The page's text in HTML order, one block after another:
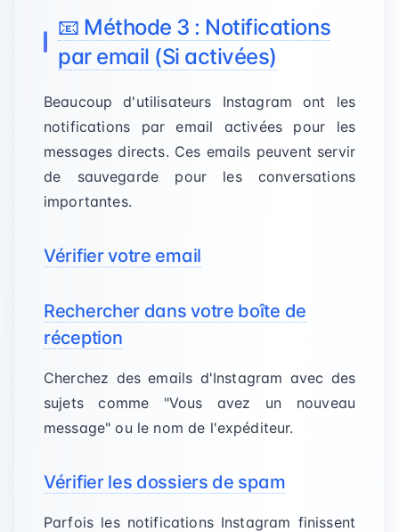
📧 Méthode 3 : Notifications
par email (Si activées)
Beaucoup d'utilisateurs Instagram ont les
notifications par email activées pour les
messages directs. Ces emails peuvent servir
de sauvegarde pour les conversations
importantes.
Vérifier votre email
Rechercher dans votre boîte de
réception
Cherchez des emails d'Instagram avec des
sujets comme "Vous avez un nouveau
message" ou le nom de l'expéditeur.
Vérifier les dossiers de spam
Parfois les notifications Instagram finissent